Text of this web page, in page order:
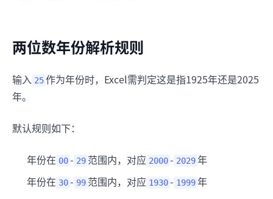
两位数年份解析规则
输入 25 作为年份时，Excel需判定这是指1925年还是2025
年。
默认规则如下：
年份在 00 - 29 范围内，对应 2000 - 2029 年
年份在 30 - 99 范围内，对应 1930 - 1999 年